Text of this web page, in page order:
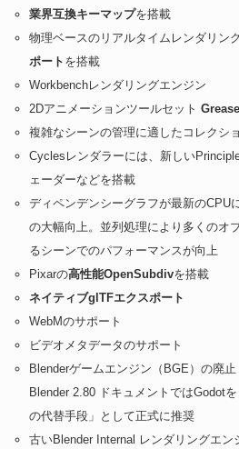
業界互換キーマップを搭載
物理ベースのリアルタイムレンダリン
ポート を搭載
Workbenchレンダリングエンジン
2Dアニメーションツールセット
複雑なシーンの管理に適したコレクシ
Cyclesレンダラーには、新しい
ェーダーなどを搭載
ディペンデンシーグラフが最新のCPU
の大幅向上。並列処理により多くのオ
るシーンでのパフォーマンスが向上
Pixarの高性能OpenSubdivを搭載
ネイティブglTFエクスポート
WebMのサポート
ビデオメタデータのサポート
Blenderゲームエンジン（BGE）の廃止
Blender 2.80 ドキュメントではGodot
の代替手段」として正式に推奨
古いBlender Internal レンダリングエン